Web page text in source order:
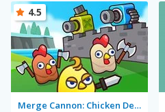
Merge Cannon: Chicken Defense
4.5